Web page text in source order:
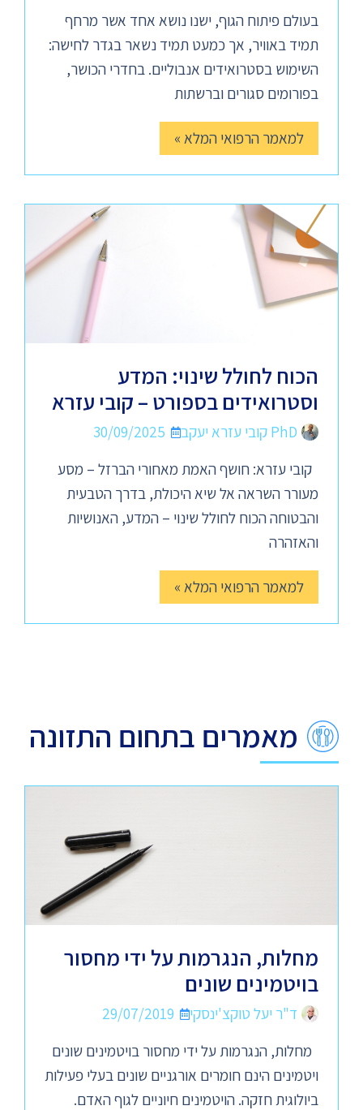
בעולם פיתוח הגוף, ישנו נושא אחד אשר מרחף
תמיד באוויר, אך כמעט תמיד נשאר בגדר לחישה:
השימוש בסטרואידים אנבוליים. בחדרי הכושר,
בפורומים סגורים וברשתות
למאמר הרפואי המלא »
הכוח לחולל שינוי: המדע
וסטרואידים בספורט – קובי עזרא
PhD קובי עזרא יעקב
30/09/2025
קובי עזרא: חושף האמת מאחורי הברזל – מסע
מעורר השראה אל שיא היכולת, בדרך הטבעית
והבטוחה הכוח לחולל שינוי – המדע, האנושיות
והאזהרה
למאמר הרפואי המלא »
מאמרים בתחום התזונה
מחלות, הנגרמות על ידי מחסור
בויטמינים שונים
ד"ר יעל טוקצ'ינסקי
29/07/2019
מחלות, הנגרמות על ידי מחסור בויטמינים שונים
ויטמינים הינם חומרים אורגניים שונים בעלי פעילות
ביולוגית חזקה. הויטמינים חיוניים לגוף האדם.